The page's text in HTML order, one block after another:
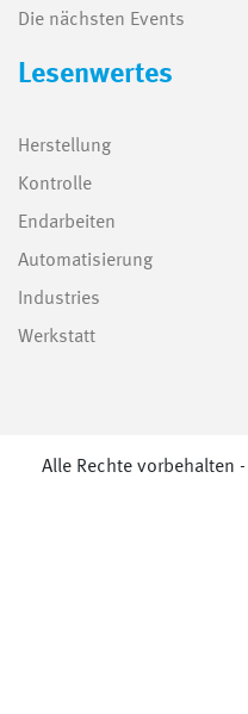
Die nächsten Events
Lesenwertes
Herstellung
Kontrolle
Endarbeiten
Automatisierung
Industries
Werkstatt
Alle Rechte vorbehalten -